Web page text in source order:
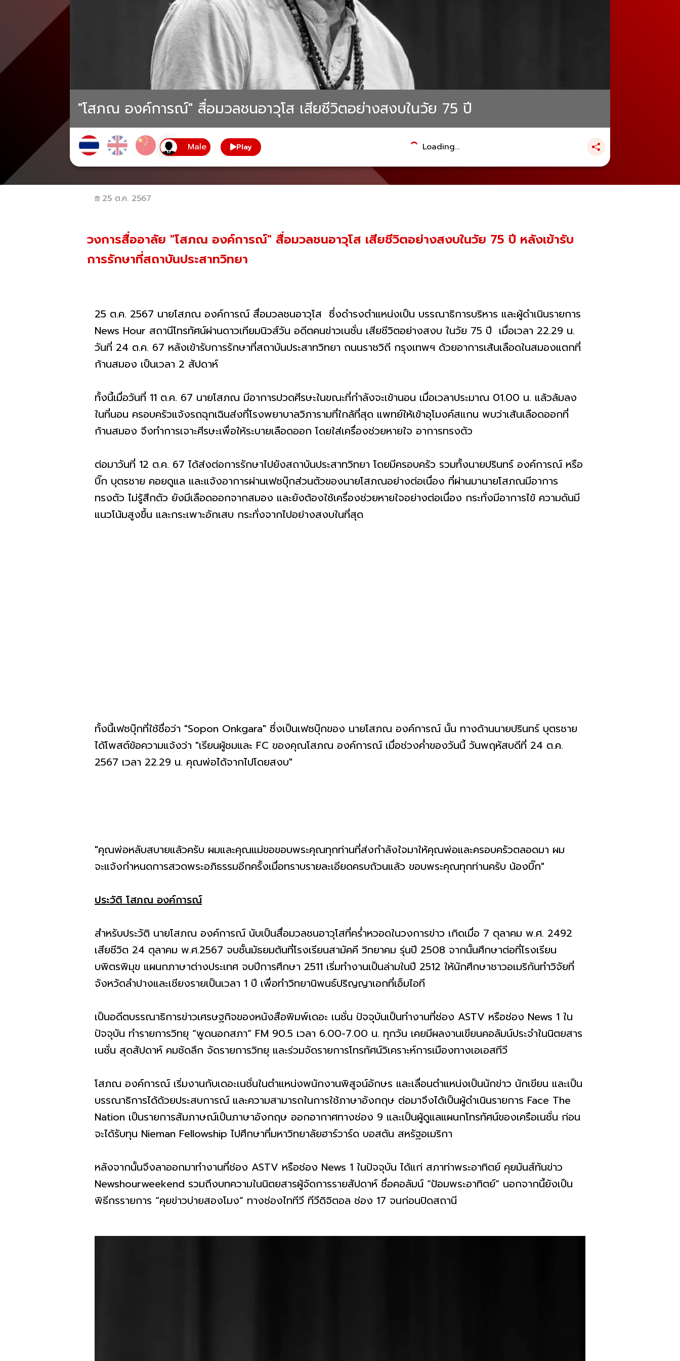
"โสภณ องค์การณ์" สื่อมวลชนอาวุโส เสียชีวิตอย่างสงบในวัย 75 ปี
Play Loading...
25 ต.ค. 2567
วงการสื่ออาลัย "โสภณ องค์การณ์" สื่อมวลชนอาวุโส เสียชีวิตอย่างสงบในวัย 75 ปี หลังเข้ารับ
การรักษาที่สถาบันประสาทวิทยา
25 ต.ค. 2567 นายโสภณ องค์การณ์ สื่อมวลชนอาวุโส ซึ่งดำรงตำแหน่งเป็น บรรณาธิการบริหาร และผู้ดำเนินรายการ
News Hour สถานีโทรทัศน์ผ่านดาวเทียมนิวส์วัน อดีตคนข่าวเนชั่น เสียชีวิตอย่างสงบ ในวัย 75 ปี เมื่อเวลา 22.29 น.
วันที่ 24 ต.ค. 67 หลังเข้ารับการรักษาที่สถาบันประสาทวิทยา ถนนราชวิถี กรุงเทพฯ ด้วยอาการเส้นเลือดในสมองแตกที่
ก้านสมอง เป็นเวลา 2 สัปดาห์
ทั้งนี้เมื่อวันที่ 11 ต.ค. 67 นายโสภณ มีอาการปวดศีรษะในขณะที่กำลังจะเข้านอน เมื่อเวลาประมาณ 01.00 น. แล้วล้มลง
ในที่นอน ครอบครัวแจ้งรถฉุกเฉินส่งที่โรงพยาบาลวิภารามที่ใกล้ที่สุด แพทย์ให้เข้าอุโมงค์สแกน พบว่าเส้นเลือดออกที่
ก้านสมอง จึงทำการเจาะศีรษะเพื่อให้ระบายเลือดออก โดยใส่เครื่องช่วยหายใจ อาการทรงตัว
ต่อมาวันที่ 12 ต.ค. 67 ได้ส่งต่อการรักษาไปยังสถาบันประสาทวิทยา โดยมีครอบครัว รวมทั้งนายปรินทร์ องค์การณ์ หรือ
บิ๊ก บุตรชาย คอยดูแล และแจ้งอาการผ่านเฟซบุ๊กส่วนตัวของนายโสภณอย่างต่อเนื่อง ที่ผ่านมานายโสภณมีอาการ
ทรงตัว ไม่รู้สึกตัว ยังมีเลือดออกจากสมอง และยังต้องใช้เครื่องช่วยหายใจอย่างต่อเนื่อง กระทั่งมีอาการไข้ ความดันมี
แนวโน้มสูงขึ้น และกระเพาะอักเสบ กระทั่งจากไปอย่างสงบในที่สุด
ทั้งนี้เฟซบุ๊กที่ใช้ชื่อว่า "Sopon Onkgara" ซึ่งเป็นเฟซบุ๊กของ นายโสภณ องค์การณ์ นั้น ทางด้านนายปรินทร์ บุตรชาย
ได้โพสต์ข้อความแจ้งว่า "เรียนผู้ชมและ FC ของคุณโสภณ องค์การณ์ เมื่อช่วงค่ำของวันนี้ วันพฤหัสบดีที่ 24 ต.ค.
2567 เวลา 22.29 น. คุณพ่อได้จากไปโดยสงบ"
"คุณพ่อหลับสบายแล้วครับ ผมและคุณแม่ขอขอบพระคุณทุกท่านที่ส่งกำลังใจมาให้คุณพ่อและครอบครัวตลอดมา ผม
จะแจ้งกำหนดการสวดพระอภิธรรมอีกครั้งเมื่อทราบรายละเอียดครบถ้วนแล้ว ขอบพระคุณทุกท่านครับ น้องบิ๊ก"
ประวัติ โสภณ องค์การณ์
สำหรับประวัติ นายโสภณ องค์การณ์ นับเป็นสื่อมวลชนอาวุโสที่คร่ำหวอดในวงการข่าว เกิดเมื่อ 7 ตุลาคม พ.ศ. 2492
เสียชีวิต 24 ตุลาคม พ.ศ.2567 จบชั้นมัธยมต้นที่โรงเรียนสามัคคี วิทยาคม รุ่นปี 2508 จากนั้นศึกษาต่อที่โรงเรียน
บพิตรพิมุข แผนกภาษาต่างประเทศ จบปีการศึกษา 2511 เริ่มทำงานเป็นล่ามในปี 2512 ให้นักศึกษาชาวอเมริกันทำวิจัยที่
จังหวัดลำปางและเชียงรายเป็นเวลา 1 ปี เพื่อทำวิทยานิพนธ์ปริญญาเอกที่เอ็มไอที
เป็นอดีตบรรณาธิการข่าวเศรษฐกิจของหนังสือพิมพ์เดอะ เนชั่น ปัจจุบันเป็นทำงานที่ช่อง ASTV หรือช่อง News 1 ใน
ปัจจุบัน ทำรายการวิทยุ “พูดนอกสภา” FM 90.5 เวลา 6.00-7.00 น. ทุกวัน เคยมีผลงานเขียนคอลัมน์ประจำในนิตยสาร
เนชั่น สุดสัปดาห์ คมชัดลึก จัดรายการวิทยุ และร่วมจัดรายการโทรทัศน์วิเคราะห์การเมืองทางเอเอสทีวี
โสภณ องค์การณ์ เริ่มงานกับเดอะเนชั่นในตำแหน่งพนักงานพิสูจน์อักษร และเลื่อนตำแหน่งเป็นนักข่าว นักเขียน และเป็น
บรรณาธิการได้ด้วยประสบการณ์ และความสามารถในการใช้ภาษาอังกฤษ ต่อมาจึงได้เป็นผู้ดำเนินรายการ Face The
Nation เป็นรายการสัมภาษณ์เป็นภาษาอังกฤษ ออกอากาศทางช่อง 9 และเป็นผู้ดูแลแผนกโทรทัศน์ของเครือเนชั่น ก่อน
จะได้รับทุน Nieman Fellowship ไปศึกษาที่มหาวิทยาลัยฮาร์วาร์ด บอสตัน สหรัฐอเมริกา
หลังจากนั้นจึงลาออกมาทำงานที่ช่อง ASTV หรือช่อง News 1 ในปัจจุบัน ได้แก่ สภาท่าพระอาทิตย์ คุยมันส์ทันข่าว
Newshourweekend รวมถึงบทความในนิตยสารผู้จัดการรายสัปดาห์ ชื่อคอลัมน์ “ป้อมพระอาทิตย์” นอกจากนี้ยังเป็น
พิธีกรรายการ “คุยข่าวบ่ายสองโมง” ทางช่องไททีวี ทีวีดิจิตอล ช่อง 17 จนก่อนปิดสถานี